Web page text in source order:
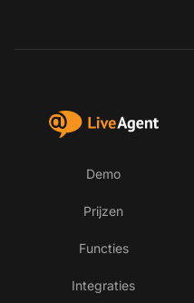
Demo
Prijzen
Functies
Integraties